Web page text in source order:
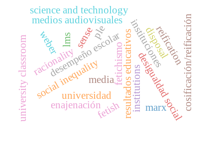
universidad
fetichismoresultados educativos
desempeño escolar
social inequality desigualdad social
racionality
weber
institutions
instituciones
fetish
disposal
reification
enajenación cosificación/reificación
marx
media
medios audiovisuales
science and technology
ple
lms
university classroom sense